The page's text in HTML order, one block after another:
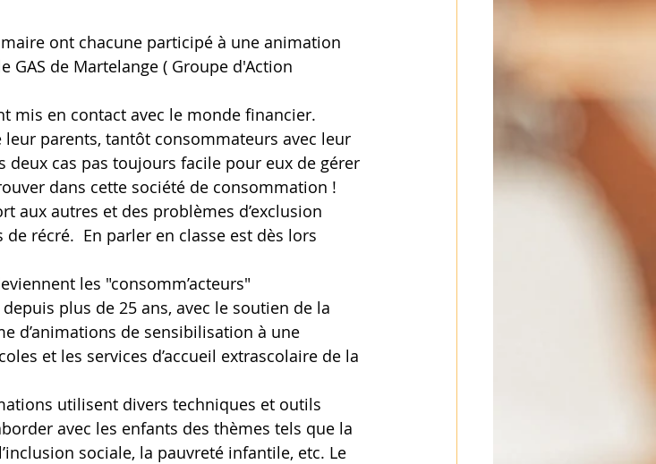
ont chacune participé à une animation
GAS de Martelange ( Groupe d'Action
mis en contact avec le monde financier.
parents, tantôt consommateurs avec leur
deux cas pas toujours facile pour eux de gérer
dans cette société de consommation !
aux autres et des problèmes d’exclusion
récré.  En parler en classe est dès lors
les "consomm’acteurs"
d’animations de sensibilisation à une
et les services d’accueil extrascolaire de la
utilisent divers techniques et outils
avec les enfants des thèmes tels que la
sociale, la pauvreté infantile, etc. Le